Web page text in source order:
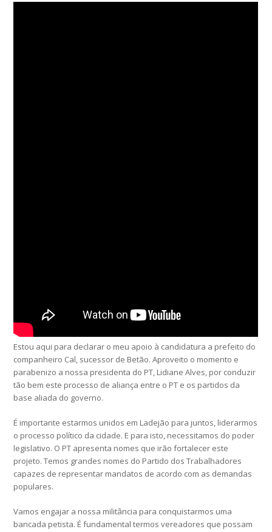
Estou aqui para declarar o meu apoio à candidatura a prefeito do
companheiro Cal, sucessor de Betão. Aproveito o momento e
parabenizo a nossa presidenta do PT, Lidiane Alves, por conduzir
tão bem este processo de aliança entre o PT e os partidos da
base aliada do governo.
É importante estarmos unidos em Ladejão para juntos, liderarmos
o processo político da cidade. E para isto, necessitamos do poder
legislativo. O PT apresenta nomes que irão fortalecer este
projeto. Temos grandes nomes do Partido dos Trabalhadores
capazes de representar mandatos de acordo com as demandas
populares.
Vamos engajar a nossa militância para conquistarmos uma
bancada petista. É fundamental termos vereadores que possam